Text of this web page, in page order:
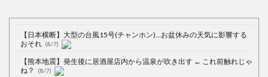
【日本横断】大型の台風15号(チャンホン)…お盆休みの天気に影響する
おそれ (8/7)
【熊本地震】発生後に居酒屋店内から温泉が吹き出す ← これ前触れじゃ
ね？
(8/7)